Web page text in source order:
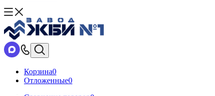
Корзина0
Отложенные0